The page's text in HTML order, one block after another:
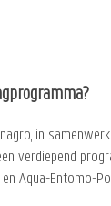
in
verdiepend
Aqua-Entomo-